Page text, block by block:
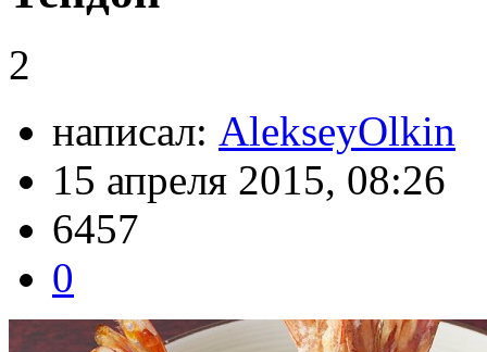
2
написал: AlekseyOlkin
15 апреля 2015, 08:26
6457
0